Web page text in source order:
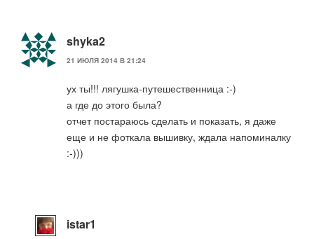
shyka2
21 ИЮЛЯ 2014 В 21:24
ух ты!!! лягушка-путешественница :-)
а где до этого была?
отчет постараюсь сделать и показать, я даже
еще и не фоткала вышивку, ждала напоминалку
:-)))
istar1